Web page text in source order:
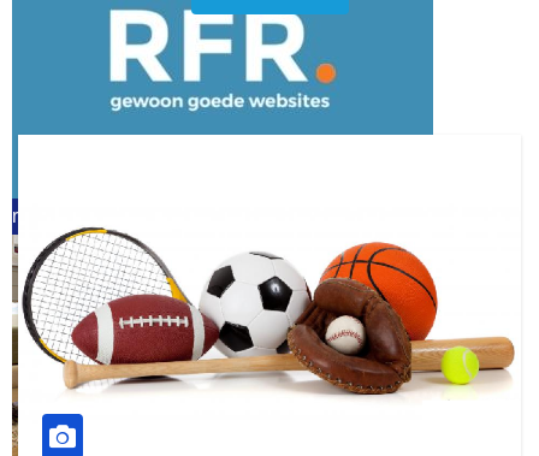
word vrijwilliger (1)
refreshed webdesign putten